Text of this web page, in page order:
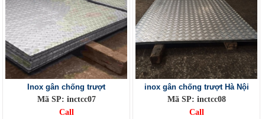
Inox gân chống trượt
Mã SP: inctcc07
Call
inox gân chống trượt Hà Nội
Mã SP: inctcc08
Call